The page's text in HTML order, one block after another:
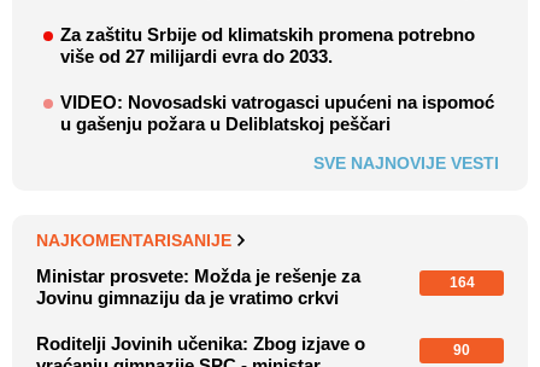
Za zaštitu Srbije od klimatskih promena potrebno
više od 27 milijardi evra do 2033.
VIDEO: Novosadski vatrogasci upućeni na ispomoć
u gašenju požara u Deliblatskoj peščari
SVE NAJNOVIJE VESTI
NAJKOMENTARISANIJE
Ministar prosvete: Možda je rešenje za
Jovinu gimnaziju da je vratimo crkvi
164
Roditelji Jovinih učenika: Zbog izjave o
90